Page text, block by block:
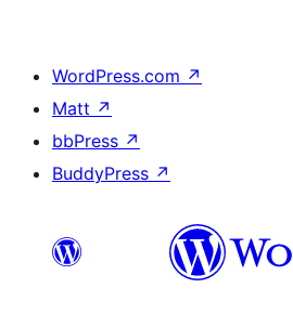
WordPress.com ↗
Matt ↗
bbPress ↗
BuddyPress ↗